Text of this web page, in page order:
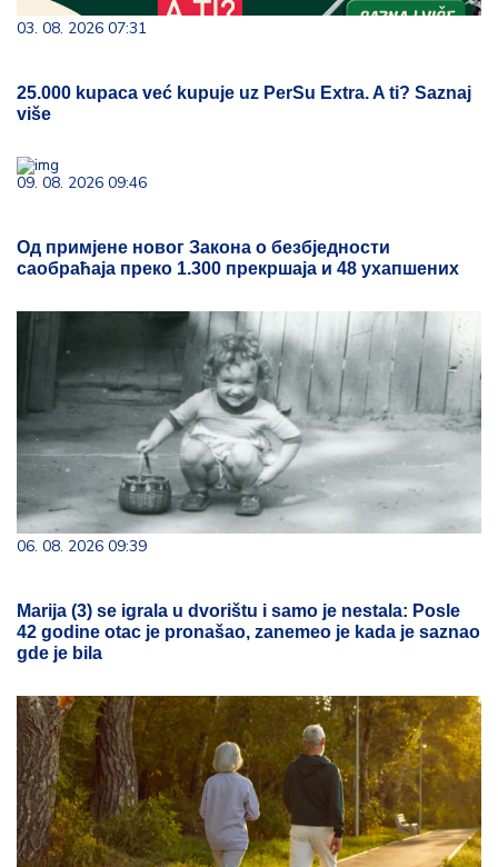
03. 08. 2026 07:31
25.000 kupaca već kupuje uz PerSu Extra. A ti? Saznaj
više
09. 08. 2026 09:46
Од примјене новог Закона о безбједности
саобраћаја преко 1.300 прекршаја и 48 ухапшених
06. 08. 2026 09:39
Marija (3) se igrala u dvorištu i samo je nestala: Posle
42 godine otac je pronašao, zanemeo je kada je saznao
gde je bila